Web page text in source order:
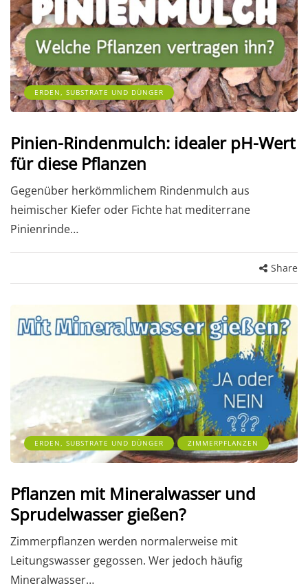
ERDEN, SUBSTRATE UND DÜNGER
Pinien-Rindenmulch: idealer pH-Wert
für diese Pflanzen
Gegenüber herkömmlichem Rindenmulch aus
heimischer Kiefer oder Fichte hat mediterrane
Pinienrinde…
Share
ERDEN, SUBSTRATE UND DÜNGER ZIMMERPFLANZEN
Pflanzen mit Mineralwasser und
Sprudelwasser gießen?
Zimmerpflanzen werden normalerweise mit
Leitungswasser gegossen. Wer jedoch häufig
Mineralwasser…